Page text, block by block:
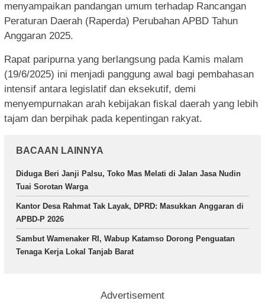
menyampaikan pandangan umum terhadap Rancangan
Peraturan Daerah (Raperda) Perubahan APBD Tahun
Anggaran 2025.
Rapat paripurna yang berlangsung pada Kamis malam
(19/6/2025) ini menjadi panggung awal bagi pembahasan
intensif antara legislatif dan eksekutif, demi
menyempurnakan arah kebijakan fiskal daerah yang lebih
tajam dan berpihak pada kepentingan rakyat.
BACAAN LAINNYA
Diduga Beri Janji Palsu, Toko Mas Melati di Jalan Jasa Nudin
Tuai Sorotan Warga
Kantor Desa Rahmat Tak Layak, DPRD: Masukkan Anggaran di
APBD-P 2026
Sambut Wamenaker RI, Wabup Katamso Dorong Penguatan
Tenaga Kerja Lokal Tanjab Barat
Advertisement